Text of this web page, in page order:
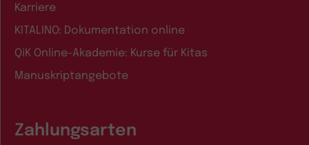
Karriere
KITALINO: Dokumentation online
QiK Online-Akademie: Kurse für Kitas
Manuskriptangebote
Zahlungsarten